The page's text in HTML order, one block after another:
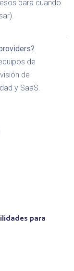
para cuando
de
de
y SaaS.
para